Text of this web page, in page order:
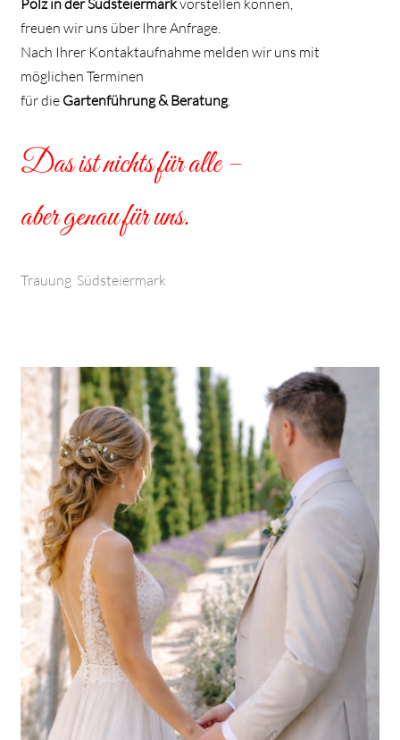
freuen wir uns über Ihre Anfrage.
Nach Ihrer Kontaktaufnahme melden wir uns mit
möglichen Terminen
für die Gartenführung & Beratung.
Das ist nichts für alle –
aber genau für uns.
Trauung Südsteiermark